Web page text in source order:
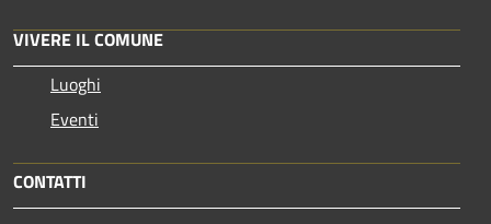
VIVERE IL COMUNE
Luoghi
Eventi
CONTATTI